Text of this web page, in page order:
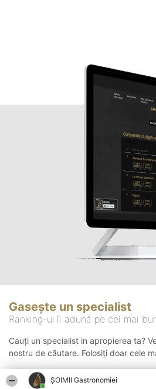
ȘOIMII Gastronomiei
Gasește un specialist
Ranking-ul îi adună pe cei mai
Cauți un specialist in apropierea ta?
nostru de căutare. Folosiți doar cele